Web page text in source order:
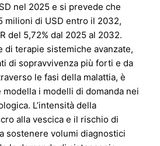
nel 2025 e si prevede che
milioni di USD entro il 2032,
del 5,72% dal 2025 al 2032.
di terapie sistemiche avanzate,
di sopravvivenza più forti e da
le fasi della malattia, è
modella i modelli di domanda nei
L’intensità della
alla vescica e il rischio di
sostenere volumi diagnostici